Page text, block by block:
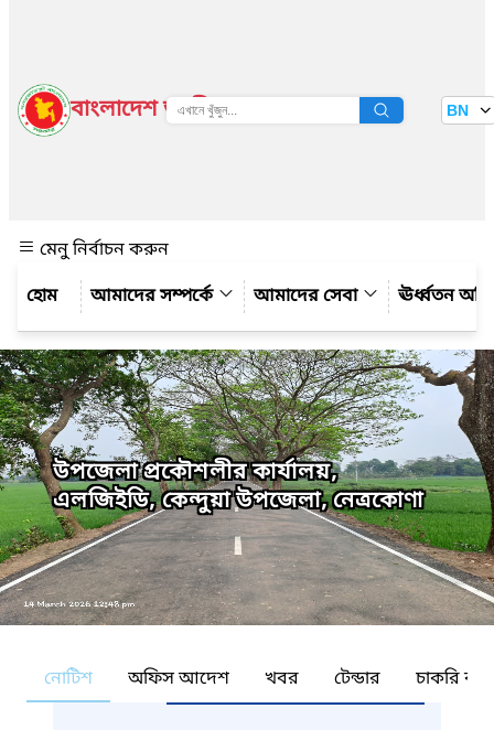
বাংলাদেশ জাতীয় তথ্য বাতায়ন BN
মেনু নির্বাচন করুন
আমাদের সম্পর্কে
আমাদের সেবা ঊর্ধ্বতন
উপজেলা প্রকৌশলীর কার্যালয়,
এলজিইডি, কেন্দুয়া উপজেলা, নেত্রকোণা
নোটিশ অফিস আদেশ খবর টেন্ডার চাকরি